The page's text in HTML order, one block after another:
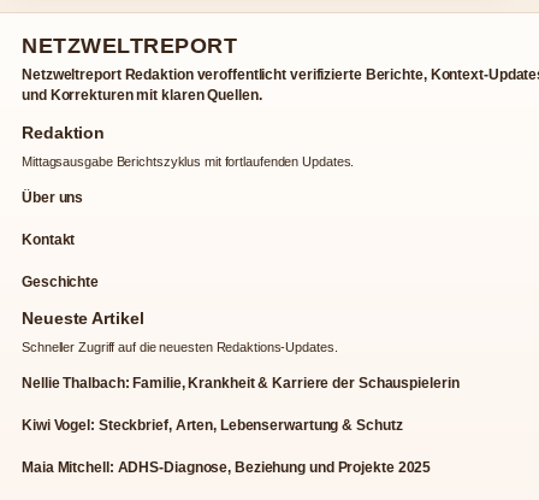
NETZWELTREPORT
Netzweltreport Redaktion veroffentlicht verifizierte Berichte, Kontext-
und Korrekturen mit klaren Quellen.
Redaktion
Mittagsausgabe Berichtszyklus mit fortlaufenden Updates.
Über uns
Kontakt
Geschichte
Neueste Artikel
Schneller Zugriff auf die neuesten Redaktions-Updates.
Nellie Thalbach: Familie, Krankheit & Karriere der Schauspielerin
Kiwi Vogel: Steckbrief, Arten, Lebenserwartung & Schutz
Maia Mitchell: ADHS-Diagnose, Beziehung und Projekte 2025